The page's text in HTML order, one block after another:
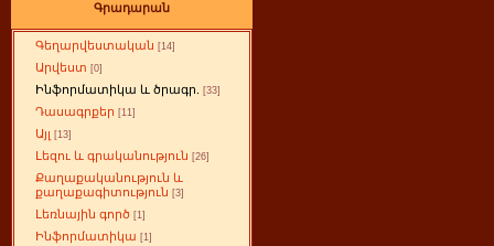
Գրադարան
Գեղարվեստական [14]
Արվեստ [0]
Ինֆորմատիկա և ծրագր. [33]
Դասագրքեր [11]
Այլ [13]
Լեզու և գրականություն [26]
Քաղաքականություն և
քաղաքագիտություն [3]
Լեռնային գործ [1]
Ինֆորմատիկա [1]